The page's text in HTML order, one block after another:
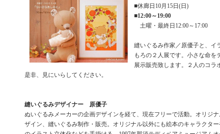
■休廊日10月15日(日)
■12:00～19:00
土曜・最終日12:00～17:00
縫いぐるみ作家／原優子と、イ
もろの２人展です。小さな命を
展示販売致します。２人のコラ
是非、見にいらしてください。
縫いぐるみデザイナー 原優子
ぬいぐるみメーカーの企画デザインを経て、現在フリーで活動。オリジ
ザイン、縫いぐるみ制作・販売。オリジナル以外にも絵本のキャラクタ